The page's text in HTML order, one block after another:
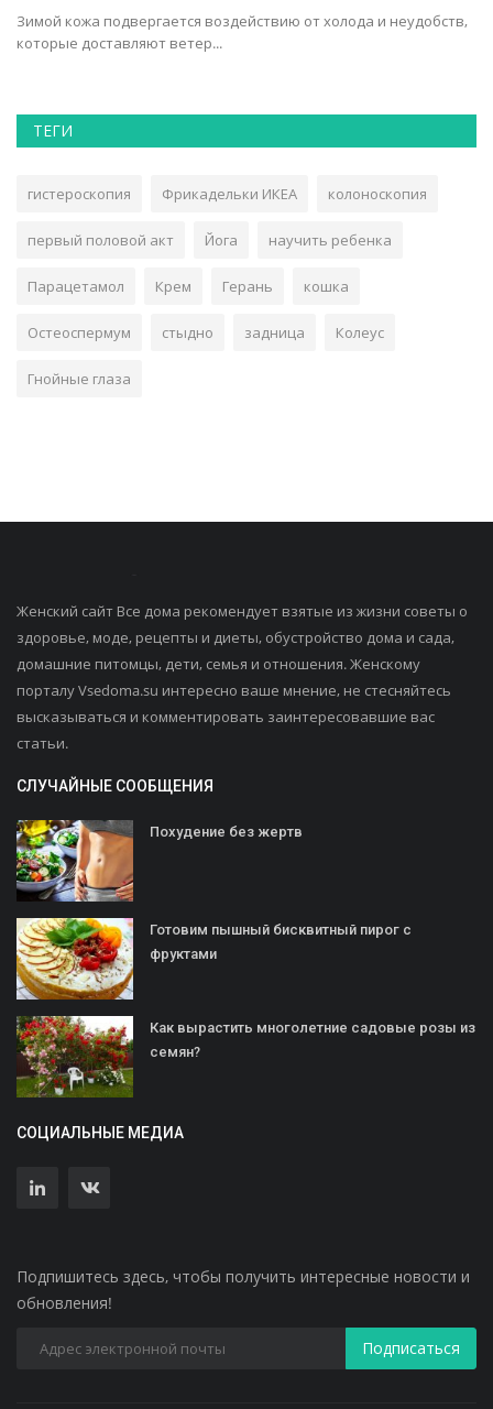
Зимой кожа подвергается воздействию от холода и неудобств,
которые доставляют ветер...
ТЕГИ
гистероскопия Фрикадельки ИКЕА колоноскопия
первый половой акт Йога научить ребенка
Парацетамол Крем Герань кошка
Остеоспермум стыдно задница Колеус
Гнойные глаза
Женский сайт Все дома рекомендует взятые из жизни советы о
здоровье, моде, рецепты и диеты, обустройство дома и сада,
домашние питомцы, дети, семья и отношения. Женскому
порталу Vsedoma.su интересно ваше мнение, не стесняйтесь
высказываться и комментировать заинтересовавшие вас
статьи.
СЛУЧАЙНЫЕ СООБЩЕНИЯ
Похудение без жертв
Готовим пышный бисквитный пирог с
фруктами
Как вырастить многолетние садовые розы из
семян?
СОЦИАЛЬНЫЕ МЕДИА
Подпишитесь здесь, чтобы получить интересные новости и
обновления!
Подписаться